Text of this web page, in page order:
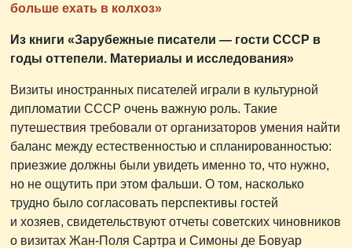
больше ехать в колхоз»
Из книги «Зарубежные писатели — гости СССР в
годы оттепели. Материалы и исследования»
Визиты иностранных писателей играли в культурной
дипломатии СССР очень важную роль. Такие
путешествия требовали от организаторов умения найти
баланс между естественностью и спланированностью:
приезжие должны были увидеть именно то, что нужно,
но не ощутить при этом фальши. О том, насколько
трудно было согласовать перспективы гостей
и хозяев, свидетельствуют отчеты советских чиновников
о визитах Жан-Поля Сартра и Симоны де Бовуар